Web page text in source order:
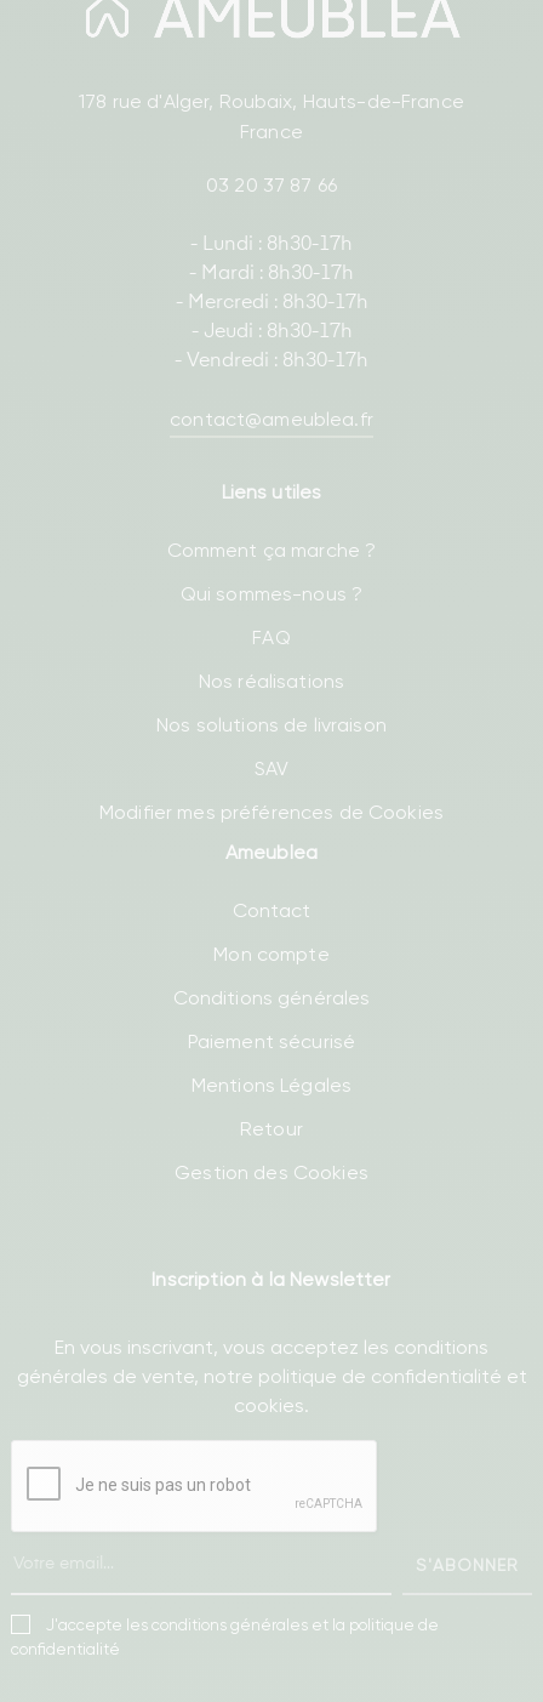
178 rue d'Alger, Roubaix, Hauts-de-France
France
03 20 37 87 66
- Lundi : 8h30-17h
- Mardi : 8h30-17h
- Mercredi : 8h30-17h
- Jeudi : 8h30-17h
- Vendredi : 8h30-17h
contact@ameublea.fr
Liens utiles
Comment ça marche ?
Qui sommes-nous ?
FAQ
Nos réalisations
Nos solutions de livraison
SAV
Modifier mes préférences de Cookies
Ameublea
Contact
Mon compte
Conditions générales
Paiement sécurisé
Mentions Légales
Retour
Gestion des Cookies
Inscription à la Newsletter
En vous inscrivant, vous acceptez les conditions
générales de vente, notre politique de confidentialité et
cookies.
S'ABONNER
J'accepte les conditions générales et la politique de
confidentialité